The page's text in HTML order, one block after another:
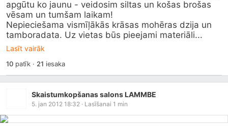
apgūtu ko jaunu - veidosim siltas un košas brošas
vēsam un tumšam laikam!
Nepieciešama vismīļākās krāsas mohēras dzija un
tamboradata. Uz vietas būs pieejami materiāli...
Lasīt vairāk
10patīk · 21 iesaka
Skaistumkopšanas salons LAMMBE
5. jan 2012 18:32 · Lasīšanai 1 min